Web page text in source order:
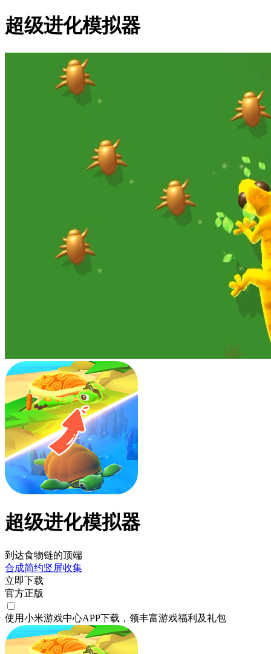
超级进化模拟器
超级进化模拟器
到达食物链的顶端
合成简约竖屏收集
立即下载
官方正版
使用小米游戏中心APP下载 ，领丰富游戏福利 及礼包